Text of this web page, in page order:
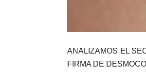
ANALIZAMOS EL
FIRMA DE